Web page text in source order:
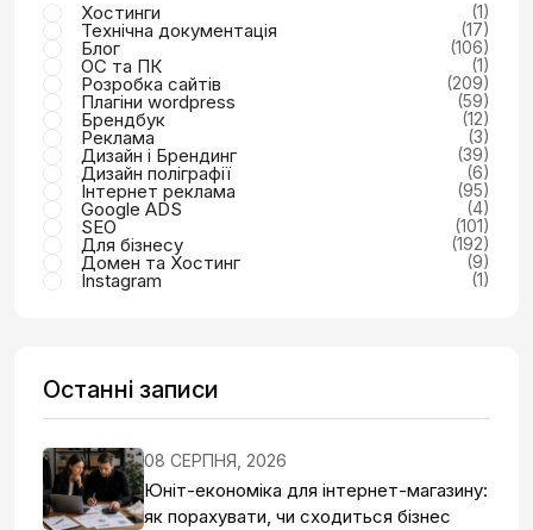
Хостинги (1)
Технічна документація (17)
Блог (106)
ОС та ПК (1)
Розробка сайтів (209)
Плагіни wordpress (59)
Брендбук (12)
Реклама (3)
Дизайн і Брендинг (39)
Дизайн поліграфії (6)
Інтернет реклама (95)
Google ADS (4)
SEO (101)
Для бізнесу (192)
Домен та Хостинг (9)
Instagram (1)
Останні записи
08 СЕРПНЯ, 2026
Юніт-економіка для інтернет-магазину:
як порахувати, чи сходиться бізнес